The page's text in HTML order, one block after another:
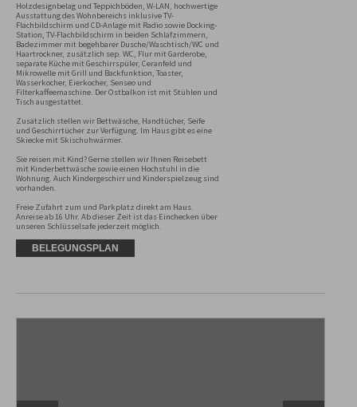
Holzdesignbelag und Teppichböden, W-LAN, hochwertige
Ausstattung des Wohnbereichs inklusive TV-
Flachbildschirm und CD-Anlage mit Radio sowie Docking-
Station, TV-Flachbildschirm in beiden Schlafzimmern,
Badezimmer mit begehbarer Dusche/Waschtisch/WC und
Haartrockner, zusätzlich sep. WC, Flur mit Garderobe,
separate Küche mit Geschirrspüler, Ceranfeld und
Mikrowelle mit Grill und Backfunktion, Toaster,
Wasserkocher, Eierkocher, Senseo und
Filterkaffeemaschine. Der Ostbalkon ist mit Stühlen und
Tisch ausgestattet.
Zusätzlich stellen wir Bettwäsche, Handtücher, Seife
und Geschirrtücher zur Verfügung. Im Haus gibt es eine
Skiecke mit Skischuhwärmer.
Sie reisen mit Kind? Gerne stellen wir Ihnen Reisebett
mit Kinderbettwäsche sowie einen Hochstuhl in die
Wohnung. Auch Kindergeschirr und Kinderspielzeug sind
vorhanden.
Freie Zufahrt zum und Parkplatz direkt am Haus.
Anreise ab 16 Uhr. Ab dieser Zeit ist das Einchecken über
unseren Schlüsselsafe jederzeit möglich.
BELEGUNGSPLAN